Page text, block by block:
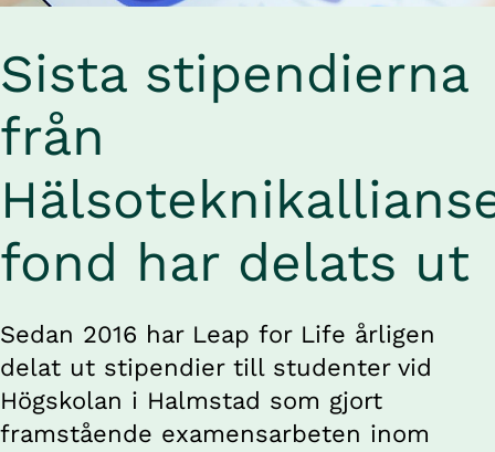
Sista stipendierna
från
fond har delats ut
Sedan 2016 har Leap for Life årligen
delat ut stipendier till studenter vid
Högskolan i Halmstad som gjort
framstående examensarbeten inom